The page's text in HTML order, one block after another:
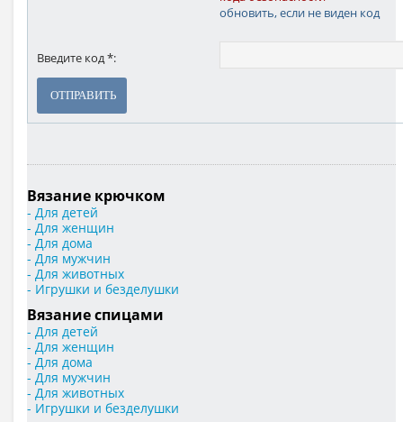
обновить, если не виден код
Введите код *:
ОТПРАВИТЬ
Вязание крючком
- Для детей
- Для женщин
- Для дома
- Для мужчин
- Для животных
- Игрушки и безделушки
Вязание спицами
- Для детей
- Для женщин
- Для дома
- Для мужчин
- Для животных
- Игрушки и безделушки